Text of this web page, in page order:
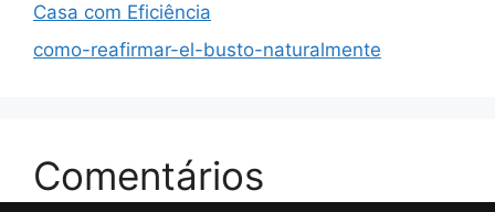
Casa com Eficiência
como-reafirmar-el-busto-naturalmente
Comentários